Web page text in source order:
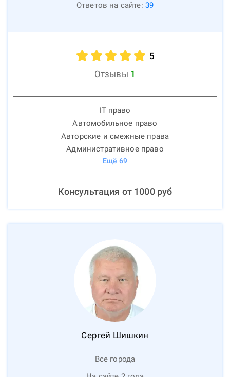
Ответов на сайте: 39
5
Отзывы 1
IT право
Автомобильное право
Авторские и смежные права
Административное право
Ещё 69
Консультация от 1000руб
Сергей Шишкин
Все города